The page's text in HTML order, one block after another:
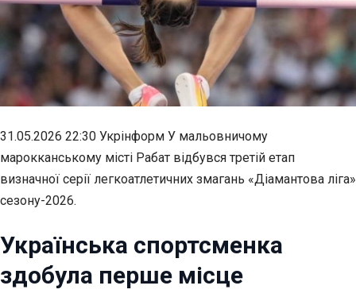
31.05.2026 22:30 Укрінформ У мальовничому
марокканському місті Рабат відбувся третій етап
визначної серії легкоатлетичних змагань «Діамантова ліга»
сезону-2026.
Українська спортсменка
здобула перше місце